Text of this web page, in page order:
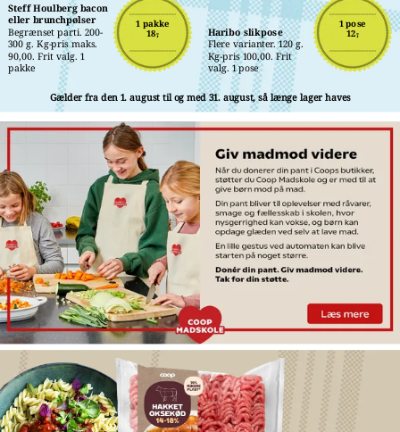
1 pakke
18,-
Steff Houlberg bacon
eller brunchpølser
Begrænset parti. 200-
300 g. Kg-pris maks.
90,00. Frit valg. 1
pakke
1 pose
12,-
Haribo slikpose
Flere varianter. 120 g.
Kg-pris 100,00. Frit
valg. 1 pose
Gælder fra den 1. august til og med 31. august, så længe lager haves